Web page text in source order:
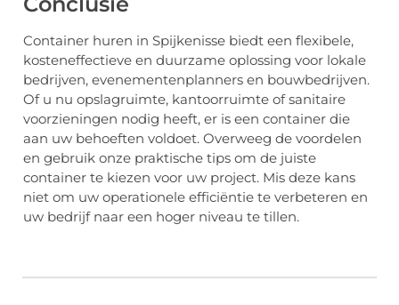
Container huren in Spijkenisse biedt een flexibele,
kosteneffectieve en duurzame oplossing voor lokale
bedrijven, evenementenplanners en bouwbedrijven.
Of u nu opslagruimte, kantoorruimte of sanitaire
voorzieningen nodig heeft, er is een container die
aan uw behoeften voldoet. Overweeg de voordelen
en gebruik onze praktische tips om de juiste
container te kiezen voor uw project. Mis deze kans
niet om uw operationele efficiëntie te verbeteren en
uw bedrijf naar een hoger niveau te tillen.